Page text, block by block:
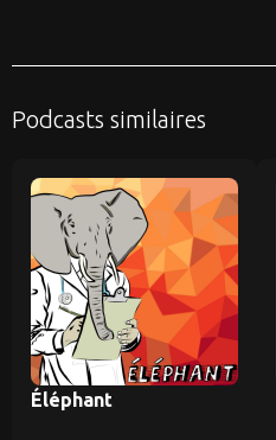
Podcasts similaires
Éléphant